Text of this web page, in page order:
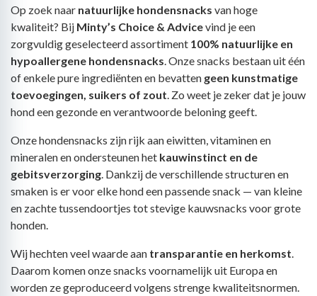
Op zoek naar natuurlijke hondensnacks van hoge
kwaliteit? Bij Minty’s Choice & Advicevind je een
zorgvuldig geselecteerd assortiment 100% natuurlijke en
hypoallergene hondensnacks . Onze snacks bestaan uit één
of enkele pure ingrediënten en bevatten geen kunstmatige
toevoegingen, suikers of zout . Zo weet je zeker dat je jouw
hond een gezonde en verantwoorde beloning geeft.
Onze hondensnacks zijn rijk aan eiwitten, vitaminen en
mineralen en ondersteunen het kauwinstinct en de
gebitsverzorging . Dankzij de verschillende structuren en
smaken is er voor elke hond een passende snack — van kleine
en zachte tussendoortjes tot stevige kauwsnacks voor grote
honden.
Wij hechten veel waarde aan transparantie en herkomst
Daarom komen onze snacks voornamelijk uit Europa en
worden ze geproduceerd volgens strenge kwaliteitsnormen.